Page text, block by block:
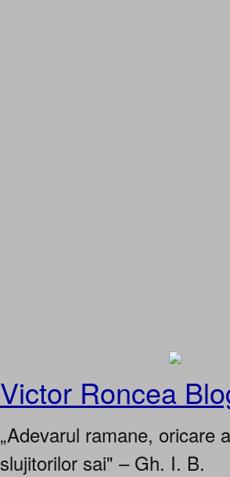
Victor Roncea
„Adevarul ramane, oricare
slujitorilor sai" – Gh. I. B.